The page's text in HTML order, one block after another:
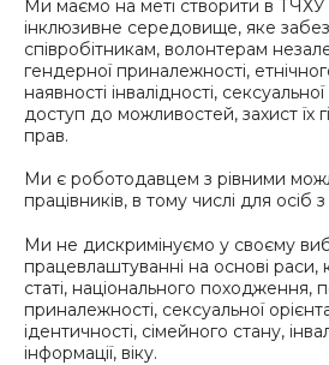
Ми маємо на меті створити в
інклюзивне середовище, яке
співробітникам, волонтерам
гендерної приналежності,
наявності інвалідності, сексуальної
доступ до можливостей, захист їх
прав.
Ми є роботодавцем з рівними
працівників, в тому числі для осіб з
Ми не дискримінуємо у своєму
працевлаштуванні на основі раси,
статі, національного походження,
приналежності, сексуальної
ідентичності, сімейного стану,
інформації, віку.